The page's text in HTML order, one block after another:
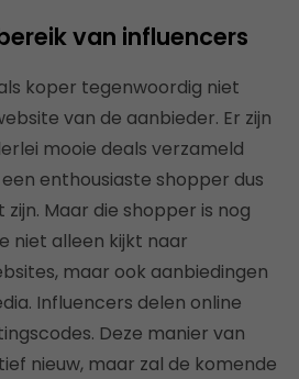
van influencers
koper tegenwoordig niet
van de aanbieder. Er zijn
mooie deals verzameld
enthousiaste shopper dus
Maar die shopper is nog
niet alleen kijkt naar
maar ook aanbiedingen
Influencers delen online
Deze manier van
nieuw, maar zal de komende